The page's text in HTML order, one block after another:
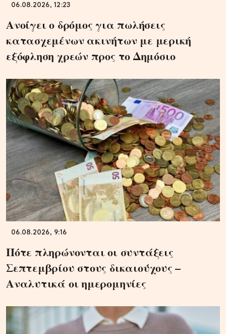
06.08.2026, 12:23
Ανοίγει ο δρόμος για πωλήσεις
κατασχεμένων ακινήτων με μερική
εξόφληση χρεών προς το Δημόσιο
06.08.2026, 9:16
Πότε πληρώνονται οι συντάξεις
Σεπτεμβρίου στους δικαιούχους –
Αναλυτικά οι ημερομηνίες